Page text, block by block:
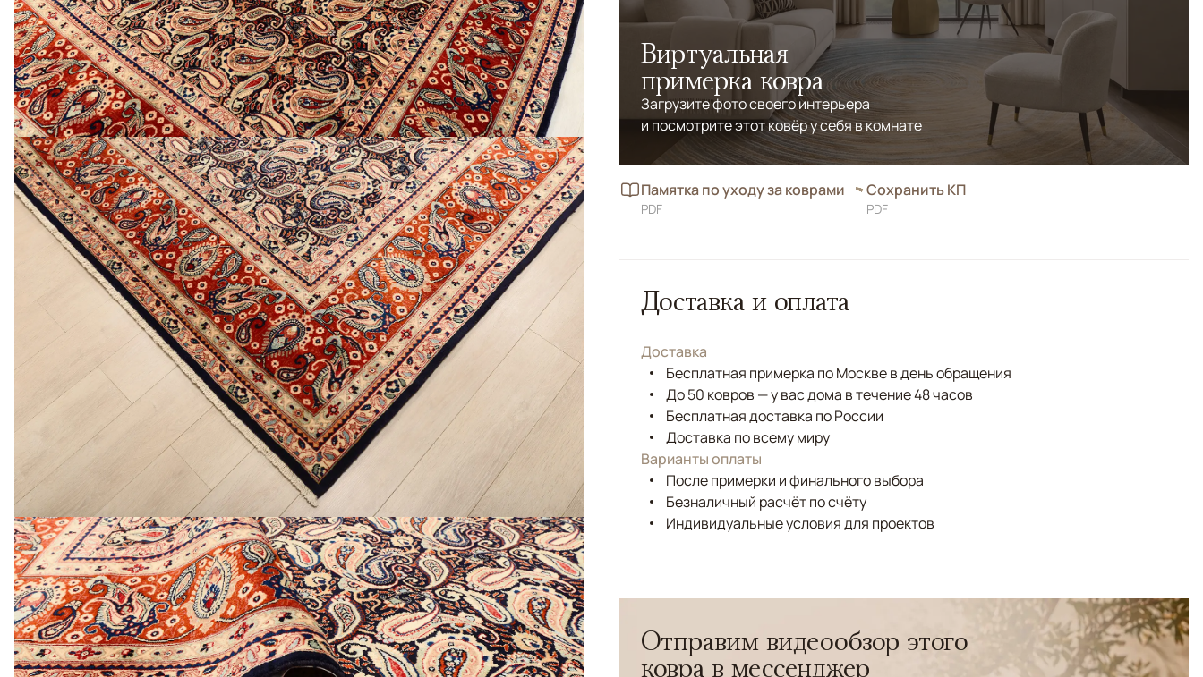
Виртуальная
примерка ковра
Загрузите фото своего интерьера
и посмотрите этот ковёр у себя в комнате
Памятка по уходу за коврами
PDF
Сохранить КП
PDF
Доставка и оплата
Доставка
Бесплатная примерка по Москве в день обращения
До 50 ковров — у вас дома в течение 48 часов
Бесплатная доставка по России
Доставка по всему миру
Варианты оплаты
После примерки и финального выбора
Безналичный расчёт по счёту
Индивидуальные условия для проектов
Отправим видеообзор этого
ковра в мессенджер